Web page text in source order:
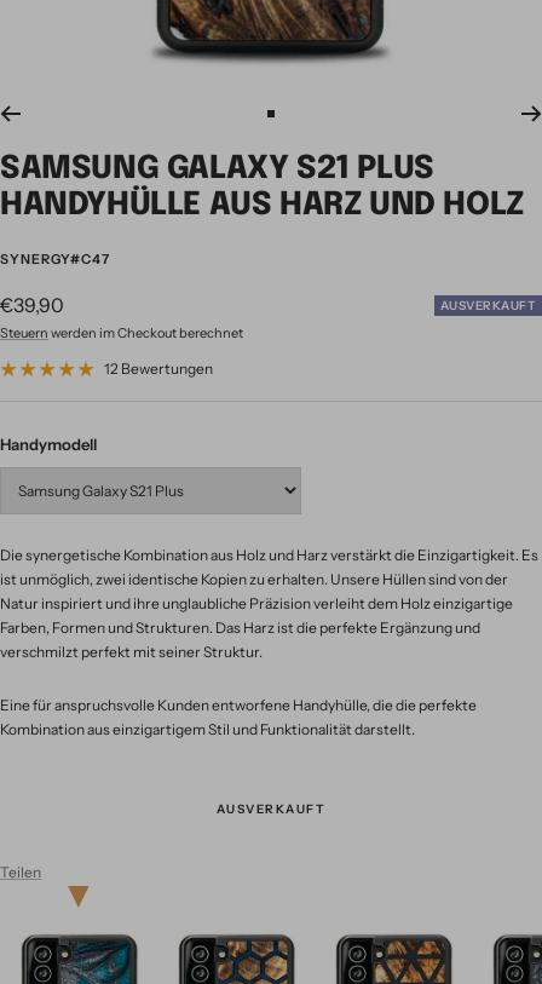
Zur
1
gehen
SAMSUNG GALAXY S21 PLUS
HANDYHÜLLE AUS HARZ UND HOLZ
SYNERGY#C47
Angebotspreis
€39,90 AUSVERKAUFT
Steuern werden im Checkout berechnet
12 Bewertungen
Handymodell
Die synergetische Kombination aus Holz und Harz verstärkt die Einzigartigkeit. Es
ist unmöglich, zwei identische Kopien zu erhalten. Unsere Hüllen sind von der
Natur inspiriert und ihre unglaubliche Präzision verleiht dem Holz einzigartige
Farben, Formen und Strukturen. Das Harz ist die perfekte Ergänzung und
verschmilzt perfekt mit seiner Struktur.
Eine für anspruchsvolle Kunden entworfene Handyhülle, die die perfekte
Kombination aus einzigartigem Stil und Funktionalität darstellt.
AUSVERKAUFT
Teilen